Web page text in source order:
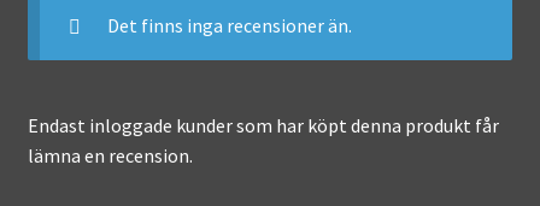
Det finns inga recensioner än.
Endast inloggade kunder som har köpt denna produkt får
lämna en recension.